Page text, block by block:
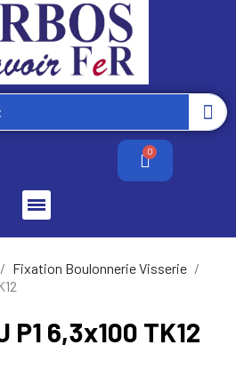
Fixation Boulonnerie Visserie
P1 6,3x100 TK12